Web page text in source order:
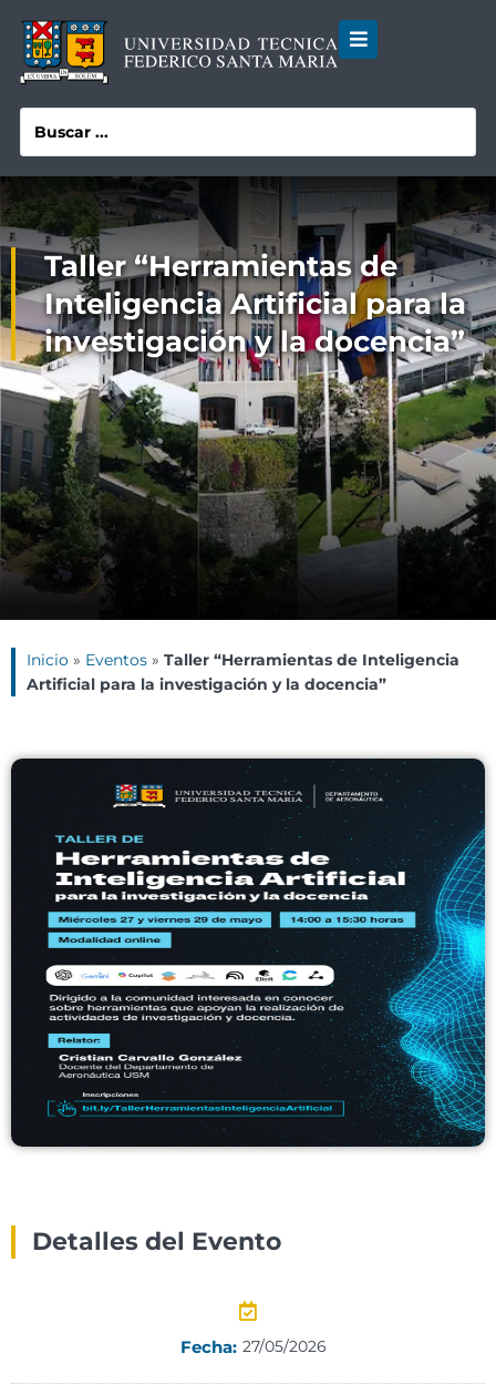
Taller “Herramientas de
Inteligencia Artificial para la
investigación y la docencia”
Inicio » Eventos » Taller “Herramientas de Inteligencia
Artificial para la investigación y la docencia”
Detalles del Evento
Fecha: 27/05/2026